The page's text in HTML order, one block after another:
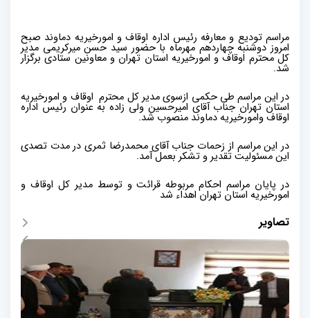
مراسم تودیع و معارفه رئیس اداره اوقاف و امورخیریه دماوند صبح
امروز دوشنبه چهاردهم مهرماه با حضور سید حسن‌ میرکریمی مدیر
کل محترم اوقاف و امورخیریه استان تهران و معاونین ستادی برگزار
شد.
در این مراسم طی حکمی ازسوی مدیر کل محترم اوقاف و امورخیریه
استان تهران جناب آقای امیرحسین ولی زاده به عنوان رئیس اداره
اوقاف وامورخیریه دماوند منصوب شد.
در این مراسم از زحمات جناب آقای محمدرضا ثمری در مدت تصدی
این مسئولیت تقدیر و تشکر بعمل آمد.
در پایان مراسم احکام مربوطه قرائت و توسط مدیر کل اوقاف و
امورخیریه استان تهران اهداء شد
تصاویر